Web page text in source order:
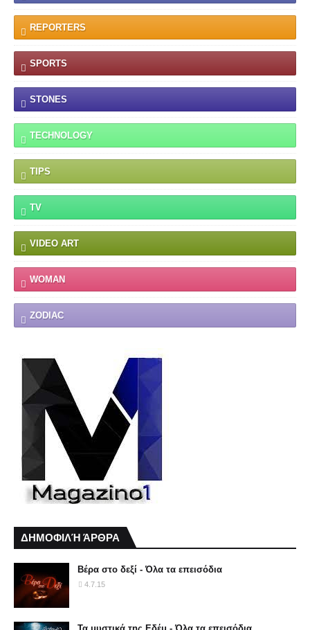
REPORTERS
SPORTS
STONES
TECHNOLOGY
TIPS
TV
VIDEO ART
WOMAN
ZODIAC
ΔΗΜΟΦΙΛΉ ΆΡΘΡΑ
Βέρα στο δεξί - Όλα τα επεισόδια
4.7.15